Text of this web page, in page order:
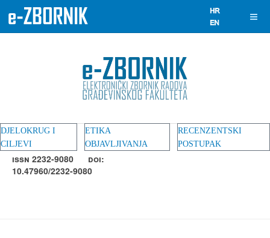
DJELOKRUG I
CILJEVI
ETIKA
OBJAVLJIVANJA
RECENZENTSKI
POSTUPAK
ISSN 2232-9080 DOI:
10.47960/2232-9080